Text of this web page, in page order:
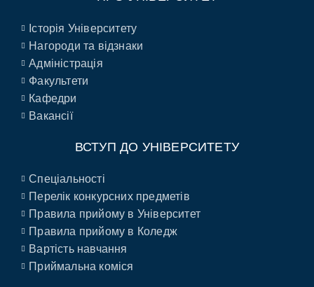
Історія Університету
Нагороди та відзнаки
Адміністрація
Факультети
Кафедри
Вакансії
ВСТУП ДО УНІВЕРСИТЕТУ
Спеціальності
Перелік конкурсних предметів
Правила прийому в Університет
Правила прийому в Коледж
Вартість навчання
Приймальна коміся